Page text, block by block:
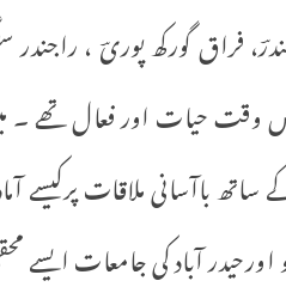
فراق گورکھ پوریؔ ،
حیات اور فعال تھے ۔
باآسانی ملاقات
اورحیدر آباد کی جامعات